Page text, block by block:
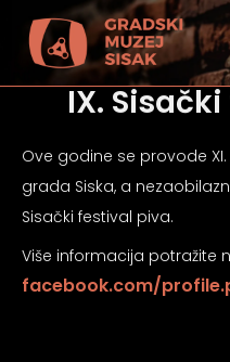
IX.
Ove godine se provode
grada Siska, a
Sisački festival piva.
Više informacija potražite
facebook.com/